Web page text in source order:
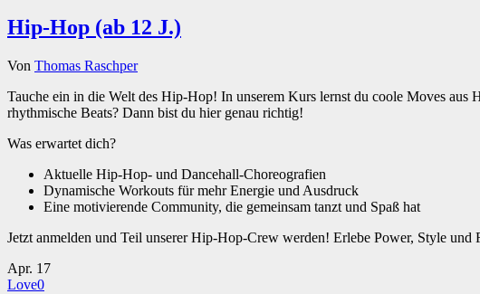
Hip-Hop (ab 12 J.)
Von Thomas Raschper
Tauche ein in die Welt des Hip-Hop! In unserem Kurs lernst du coole Moves
rhythmische Beats? Dann bist du hier genau richtig!
Was erwartet dich?
Aktuelle Hip-Hop- und Dancehall-Choreografien
Dynamische Workouts für mehr Energie und Ausdruck
Eine motivierende Community, die gemeinsam tanzt und Spaß hat
Jetzt anmelden und Teil unserer Hip-Hop-Crew werden! Erlebe Power, Style und
Apr. 17
Love0